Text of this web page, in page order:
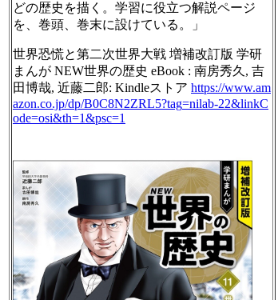
どの歴史を描く。学習に役立つ解説ページ
を、巻頭、巻末に設けている。」
世界恐慌と第二次世界大戦 増補改訂版 学研
まんが NEW世界の歴史 eBook : 南房秀久, 吉
田博哉, 近藤二郎: Kindleストア https://www.am
azon.co.jp/dp/B0C8N2ZRL5?tag=nilab-22&linkC
ode=osi&th=1&psc=1